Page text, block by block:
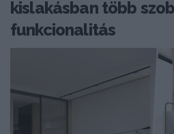
kislakásban több
funkcionalitás